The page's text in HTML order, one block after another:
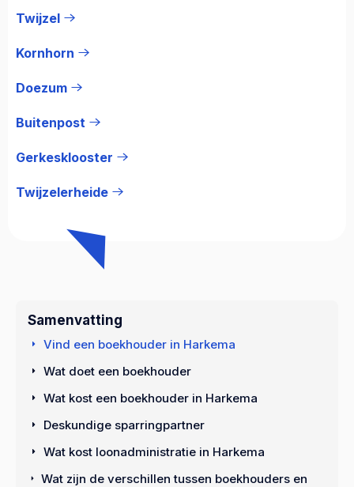
Twijzel
Kornhorn
Doezum
Buitenpost
Gerkesklooster
Twijzelerheide
Samenvatting
Vind een boekhouder in Harkema
Wat doet een boekhouder
Wat kost een boekhouder in Harkema
Deskundige sparringpartner
Wat kost loonadministratie in Harkema
Wat zijn de verschillen tussen boekhouders en